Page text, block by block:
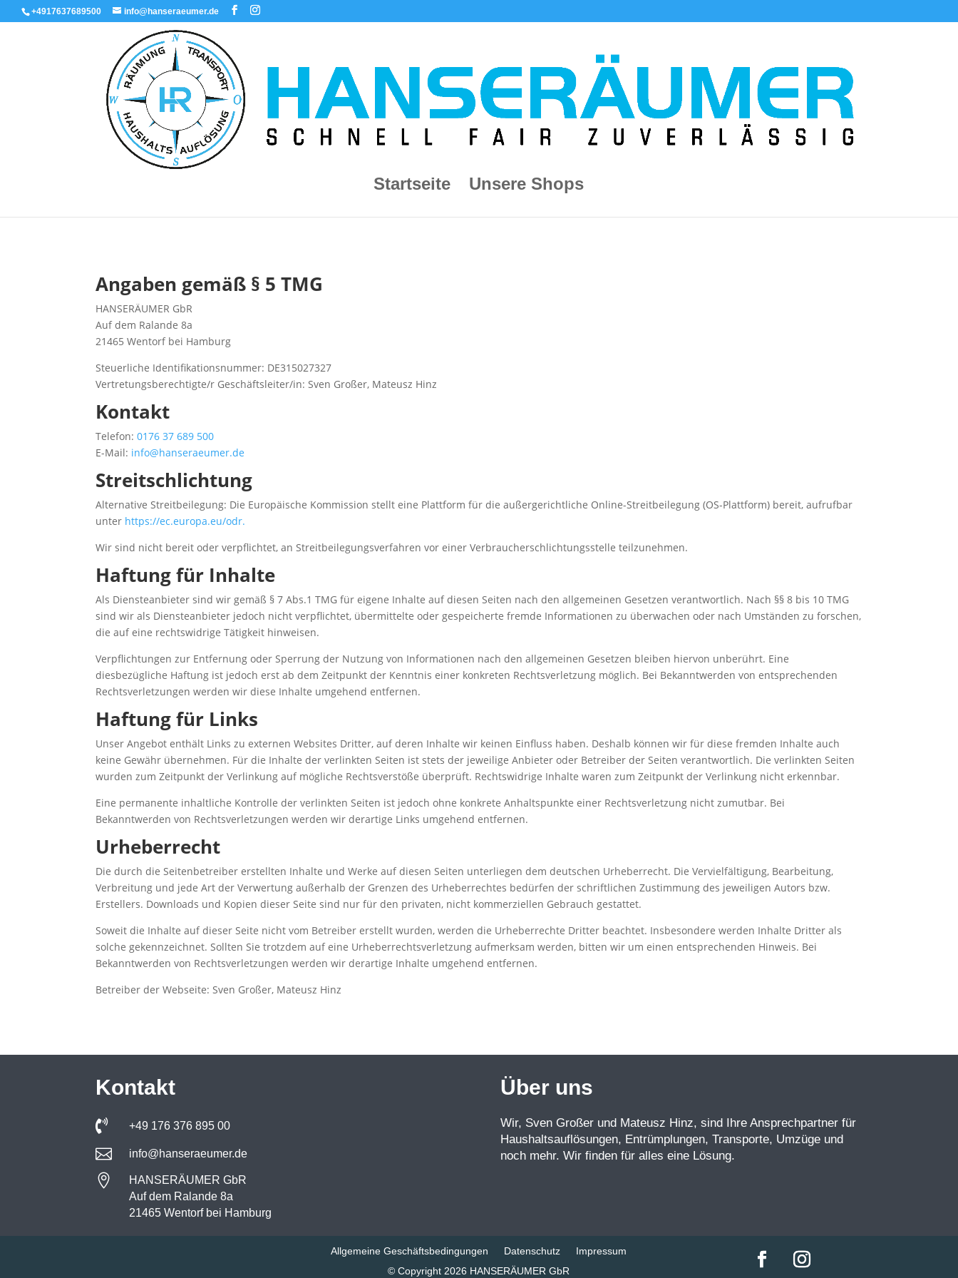
+4917637689500 info@hanseraeumer.de
Startseite Unsere Shops
Angaben gemäß § 5 TMG
HANSERÄUMER GbR
Auf dem Ralande 8a
21465 Wentorf bei Hamburg
Steuerliche Identifikationsnummer: DE315027327
Vertretungsberechtigte/r Geschäftsleiter/in: Sven Großer, Mateusz Hinz
Kontakt
Telefon:0176 37 689 500
E-Mail: info@hanseraeumer.de
Streitschlichtung
Alternative Streitbeilegung: Die Europäische Kommission stellt eine Plattform für die außergerichtliche Online-Streitbeilegung (OS-Plattform) bereit, aufrufbar
unter https://ec.europa.eu/odr.
Wir sind nicht bereit oder verpflichtet, an Streitbeilegungsverfahren vor einer Verbraucherschlichtungsstelle teilzunehmen.
Haftung für Inhalte
Als Diensteanbieter sind wir gemäß § 7 Abs.1 TMG für eigene Inhalte auf diesen Seiten nach den allgemeinen Gesetzen verantwortlich. Nach §§ 8 bis 10 TMG
sind wir als Diensteanbieter jedoch nicht verpflichtet, übermittelte oder gespeicherte fremde Informationen zu überwachen oder nach Umständen zu forschen,
die auf eine rechtswidrige Tätigkeit hinweisen.
Verpflichtungen zur Entfernung oder Sperrung der Nutzung von Informationen nach den allgemeinen Gesetzen bleiben hiervon unberührt. Eine
diesbezügliche Haftung ist jedoch erst ab dem Zeitpunkt der Kenntnis einer konkreten Rechtsverletzung möglich. Bei Bekanntwerden von entsprechenden
Rechtsverletzungen werden wir diese Inhalte umgehend entfernen.
Haftung für Links
Unser Angebot enthält Links zu externen Websites Dritter, auf deren Inhalte wir keinen Einfluss haben. Deshalb können wir für diese fremden Inhalte auch
keine Gewähr übernehmen. Für die Inhalte der verlinkten Seiten ist stets der jeweilige Anbieter oder Betreiber der Seiten verantwortlich. Die verlinkten Seiten
wurden zum Zeitpunkt der Verlinkung auf mögliche Rechtsverstöße überprüft. Rechtswidrige Inhalte waren zum Zeitpunkt der Verlinkung nicht erkennbar.
Eine permanente inhaltliche Kontrolle der verlinkten Seiten ist jedoch ohne konkrete Anhaltspunkte einer Rechtsverletzung nicht zumutbar. Bei
Bekanntwerden von Rechtsverletzungen werden wir derartige Links umgehend entfernen.
Urheberrecht
Die durch die Seitenbetreiber erstellten Inhalte und Werke auf diesen Seiten unterliegen dem deutschen Urheberrecht. Die Vervielfältigung, Bearbeitung,
Verbreitung und jede Art der Verwertung außerhalb der Grenzen des Urheberrechtes bedürfen der schriftlichen Zustimmung des jeweiligen Autors bzw.
Erstellers. Downloads und Kopien dieser Seite sind nur für den privaten, nicht kommerziellen Gebrauch gestattet.
Soweit die Inhalte auf dieser Seite nicht vom Betreiber erstellt wurden, werden die Urheberrechte Dritter beachtet. Insbesondere werden Inhalte Dritter als
solche gekennzeichnet. Sollten Sie trotzdem auf eine Urheberrechtsverletzung aufmerksam werden, bitten wir um einen entsprechenden Hinweis. Bei
Bekanntwerden von Rechtsverletzungen werden wir derartige Inhalte umgehend entfernen.
Betreiber der Webseite: Sven Großer, Mateusz Hinz
Kontakt
 +49 176 376 895 00
 info@hanseraeumer.de

HANSERÄUMER GbR
Auf dem Ralande 8a
21465 Wentorf bei Hamburg
Über uns
Wir, Sven Großer und Mateusz Hinz, sind Ihre Ansprechpartner für
Haushaltsauflösungen, Entrümplungen, Transporte, Umzüge und
noch mehr. Wir finden für alles eine Lösung.
Allgemeine Geschäftsbedingungen Datenschutz
Impressum
© Copyright 2026 HANSERÄUMER GbR